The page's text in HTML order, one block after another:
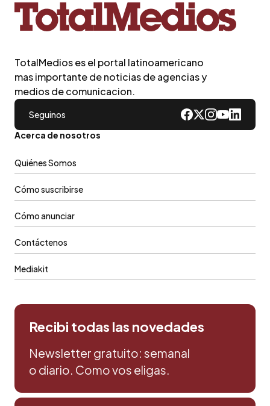
TotalMedios es el portal latinoamericano
mas importante de noticias de agencias y
medios de comunicacion.
Seguinos
Acerca de nosotros
Quiénes Somos
Cómo suscribirse
Cómo anunciar
Contáctenos
Mediakit
Recibi todas las novedades
Newsletter gratuito: semanal
o diario. Como vos eligas.